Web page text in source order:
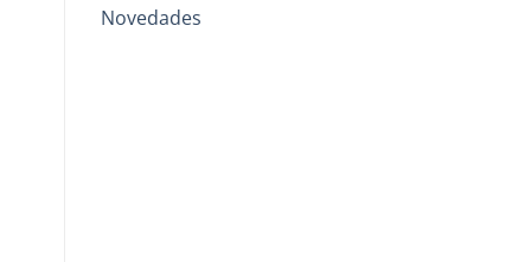
Novedades